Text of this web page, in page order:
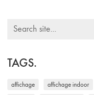
Search
TAGS.
affichage affichage indoor